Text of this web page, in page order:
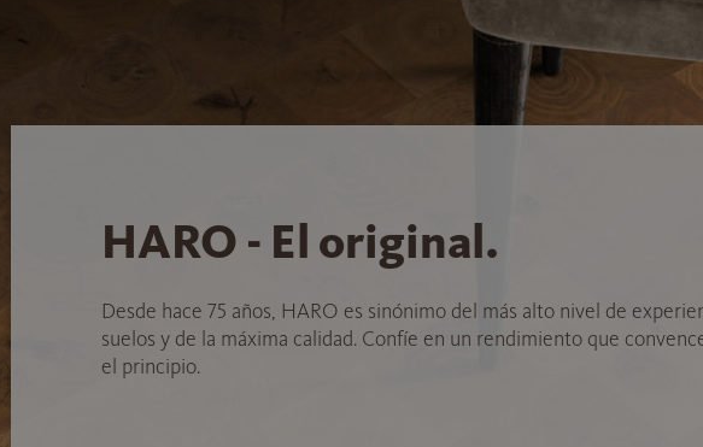
HARO - El original.
Desde hace 75 años, HARO es sinónimo del más alto nivel de
suelos y de la máxima calidad. Confíe en un rendimiento que
el principio.